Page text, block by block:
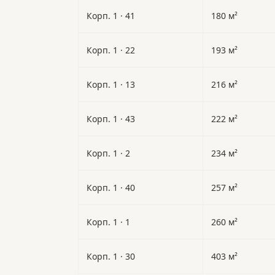
Корп. 1 · 41 180 м²
Корп. 1 · 22 193 м²
Корп. 1 · 13 216 м²
Корп. 1 · 43 222 м²
Корп. 1 · 2 234 м²
Корп. 1 · 40 257 м²
Корп. 1 · 1 260 м²
Корп. 1 · 30 403 м²